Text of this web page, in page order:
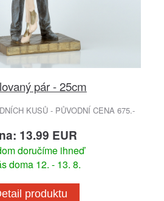
pár - 25cm
KUSŮ - PŮVODNÍ CENA 675.-
13.99 EUR
doručíme ihneď
doma 12. - 13. 8.
produktu